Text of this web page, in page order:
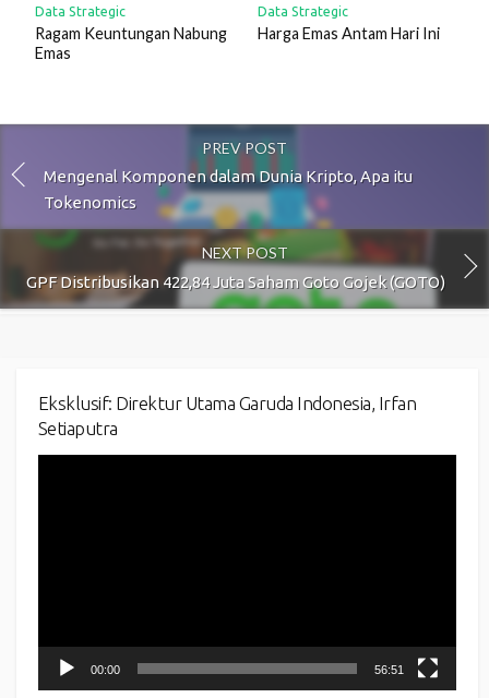
Data Strategic
Ragam Keuntungan Nabung
Emas
Data Strategic
Harga Emas Antam Hari Ini
PREV POST
Mengenal Komponen dalam Dunia Kripto, Apa itu
Tokenomics
NEXT POST
GPF Distribusikan 422,84 Juta Saham Goto Gojek (GOTO)
Eksklusif: Direktur Utama Garuda Indonesia, Irfan
Setiaputra
00:00 56:51